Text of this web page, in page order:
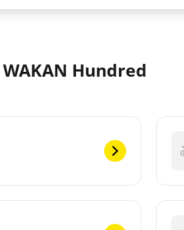
Hundred